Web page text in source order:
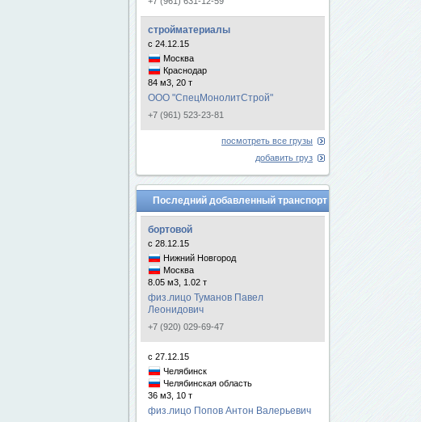
стройматериалы
с 24.12.15
Москва
Краснодар
84 м3, 20 т
ООО "СпецМонолитСтрой"
+7 (961) 523-23-81
посмотреть все грузы
добавить груз
Последний добавленный транспорт
бортовой
с 28.12.15
Нижний Новгород
Москва
8.05 м3, 1.02 т
физ.лицо Туманов Павел
Леонидович
+7 (920) 029-69-47
с 27.12.15
Челябинск
Челябинская область
36 м3, 10 т
физ.лицо Попов Антон Валерьевич